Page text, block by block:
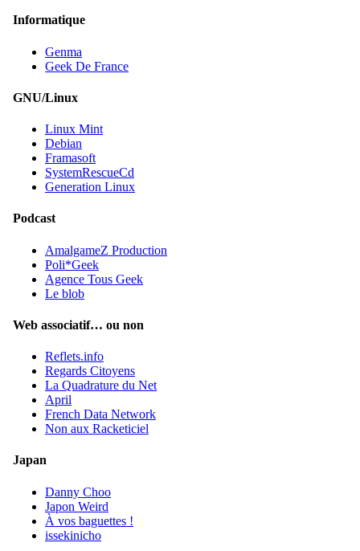
Informatique
Genma
Geek De France
GNU/Linux
Linux Mint
Debian
Framasoft
SystemRescueCd
Generation Linux
Podcast
AmalgameZ Production
Poli*Geek
Agence Tous Geek
Le blob
Web associatif… ou non
Reflets.info
Regards Citoyens
La Quadrature du Net
April
French Data Network
Non aux Racketiciel
Japan
Danny Choo
Japon Weird
À vos baguettes !
issekinicho